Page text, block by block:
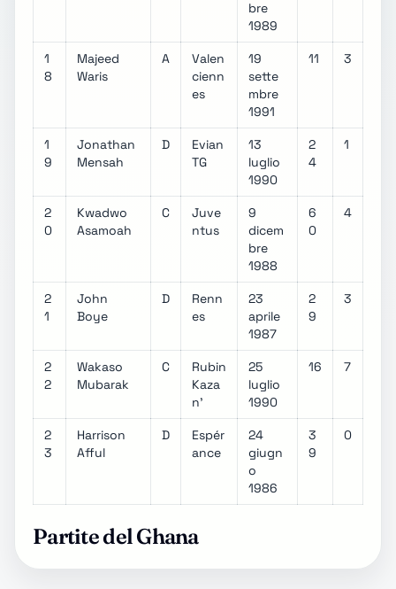
bre
1989
1
8
Majeed
Waris
A
Valen
cienn
es
19
sette
mbre
1991
11 3
1
9
Jonathan
Mensah
D
Evian
TG
13
luglio
1990
2
4
1
2
0
Kwadwo
Asamoah
C
Juve
ntus
9
dicem
bre
1988
6
0
4
2
1
John
Boye
D
Renn
es
23
aprile
1987
2
9
3
2
2
Wakaso
Mubarak
C
Rubin
Kaza
n'
25
luglio
1990
16 7
2
3
Harrison
Afful
D
Espér
ance
24
giugn
o
1986
3
9
0
Partite del Ghana